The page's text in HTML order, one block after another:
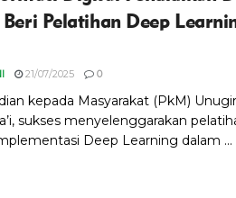
Pelatihan Deep
21/07/2025 0
kepada Masyarakat (PkM)
sukses menyelenggarakan
Deep Learning dalam ...